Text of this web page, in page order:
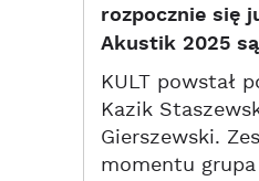
rozpocznie się
Akustik 2025
KULT powstał
Kazik
Gierszewski.
momentu